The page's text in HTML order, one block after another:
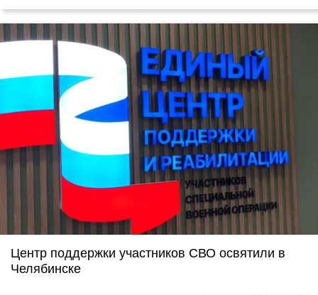
Центр поддержки участников СВО освятили в
Челябинске